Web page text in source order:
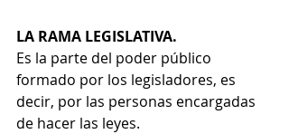
LA RAMA LEGISLATIVA.
Es la parte del poder público
formado por los legisladores, es
decir, por las personas encargadas
de hacer las leyes.